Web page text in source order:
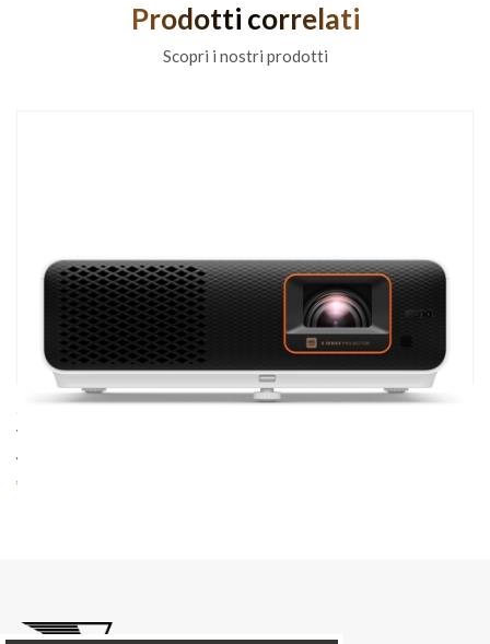
Prodotti correlati
Scopri i nostri prodotti
cod. 09053
VIDEOPROIETTORE DA GAMING BENQ X 500 I 4K HDR
4LED A TIRO CORTO
€ 1339.00